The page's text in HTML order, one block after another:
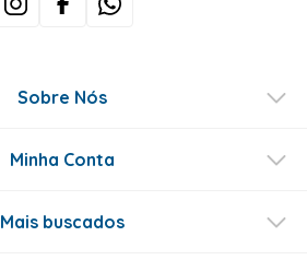
Sobre Nós
Minha Conta
Mais buscados